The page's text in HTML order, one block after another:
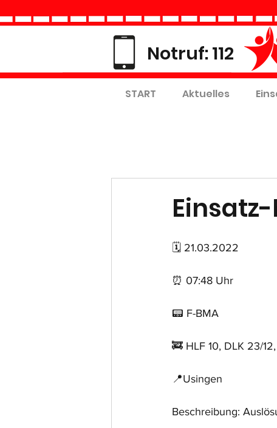
Notruf: 112
START Aktuelles
🗓 21.03.2022
⏰ 07:48 Uhr
📟 F-BMA
🚒 HLF 10, DLK 23/
📍Usingen
Beschreibung: